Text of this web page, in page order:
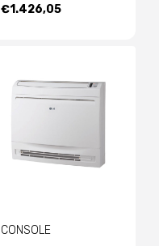
€1.426,05
PREZZO:
CONSOLE